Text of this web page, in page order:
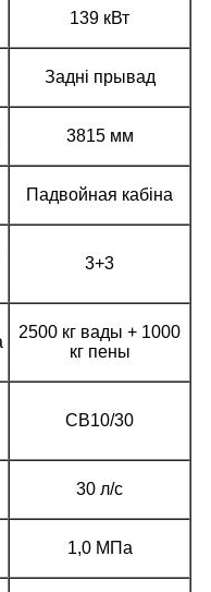
139 кВт
Задні прывад
3815 мм
Падвойная кабіна
3+3
2500 кг вады + 1000
кг пены
CB10/30
30 л/с
1,0 МПа